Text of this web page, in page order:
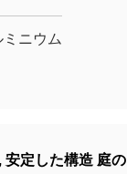
ニウム
, 安定した構造 庭